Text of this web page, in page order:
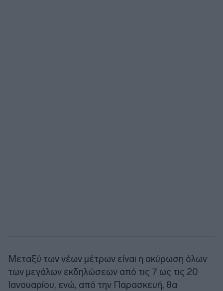
Μεταξύ των νέων μέτρων είναι η ακύρωση όλων
των μεγάλων εκδηλώσεων από τις 7 ως τις 20
Ιανουαρίου, ενώ, από την Παρασκευή, θα